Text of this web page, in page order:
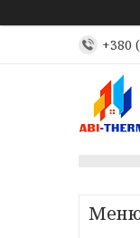
+380